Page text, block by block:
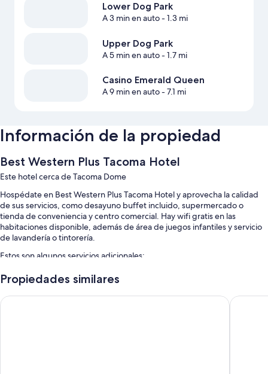
Lower Dog Park
A 3 min en auto- 1.3 mi
Upper Dog Park
A 5 min en auto- 1.7 mi
Casino Emerald Queen
A 9 min en auto- 7.1 mi
Información de la propiedad
Best Western Plus Tacoma Hotel
Este hotel cerca de Tacoma Dome
Hospédate en Best Western Plus Tacoma Hotel y aprovecha la calidad
de sus servicios, como desayuno buffet incluido, supermercado o
tienda de conveniencia y centro comercial. Hay wifi gratis en las
habitaciones disponible, además de área de juegos infantiles y servicio
de lavandería o tintorería.
Estos son algunos servicios adicionales:
Alberca techada con camastros
Estación de carga para vehículos eléctricos, check-out exprés y
Propiedades similares
Hotel Murano La